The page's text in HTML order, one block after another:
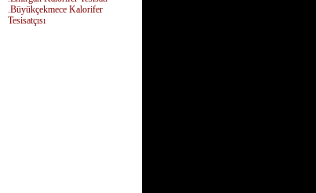
.Büyükçekmece Kalorifer
Tesisatçısı